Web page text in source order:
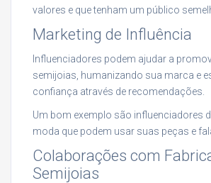
valores e que tenham um público
Marketing de Influência
Influenciadores podem ajudar a
semijoias, humanizando sua marca e
confiança através de recomendações.
Um bom exemplo são influenciadores
moda que podem usar suas peças e
Colaborações com
Semijoias